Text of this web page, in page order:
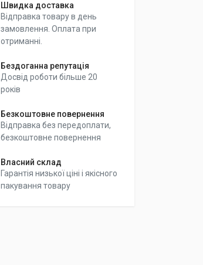
Швидка доставка
Відправка товару в день
замовлення. Оплата при
отриманні.
Бездоганна репутація
Досвід роботи більше 20
років
Безкоштовне повернення
Відправка без передоплати,
безкоштовне повернення
Власний склад
Гарантія низької ціні і якісного
пакування товару